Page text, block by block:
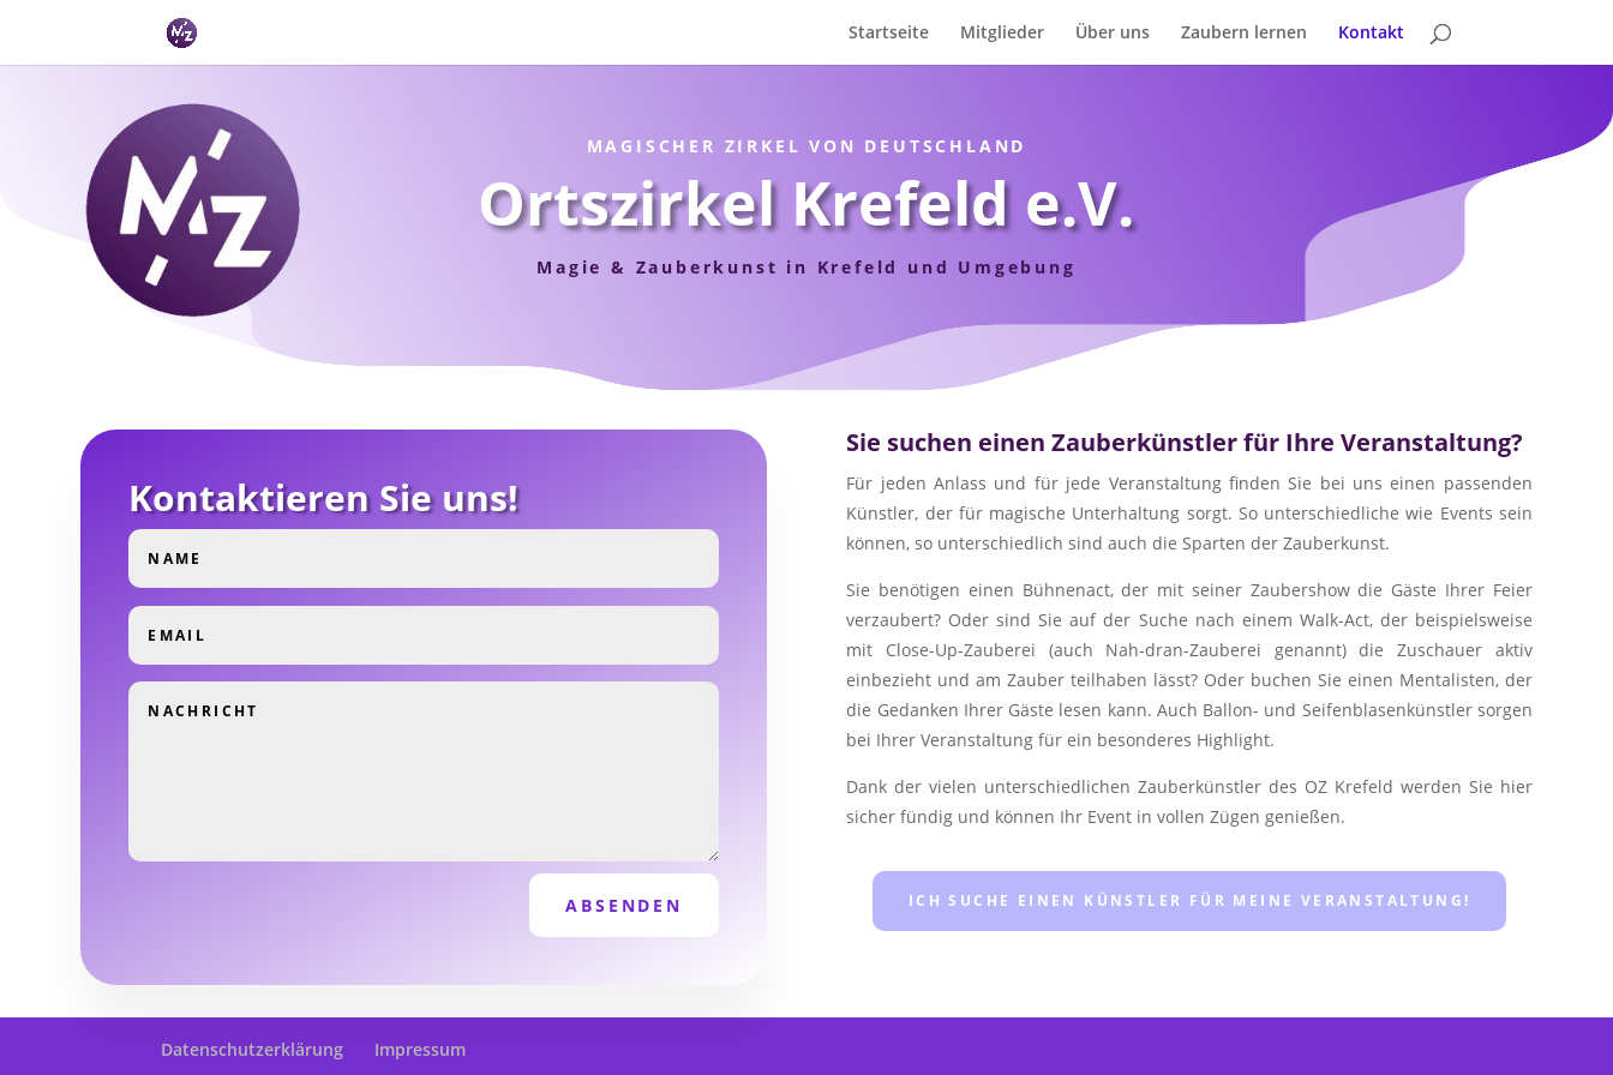
Startseite Mitglieder Über uns Zaubern lernen Kontakt
MAGISCHER ZIRKEL VON DEUTSCHLAND
Ortszirkel Krefeld e.V.
Magie & Zauberkunst in Krefeld und Umgebung
Kontaktieren Sie uns!
ABSENDEN
Sie suchen einen Zauberkünstler für Ihre Veranstaltung?
Für jeden Anlass und für jede Veranstaltung finden Sie bei uns einen passenden
Künstler, der für magische Unterhaltung sorgt. So unterschiedliche wie Events sein
können, so unterschiedlich sind auch die Sparten der Zauberkunst.
Sie benötigen einen Bühnenact, der mit seiner Zaubershow die Gäste Ihrer Feier
verzaubert? Oder sind Sie auf der Suche nach einem Walk-Act, der beispielsweise
mit Close-Up-Zauberei (auch Nah-dran-Zauberei genannt) die Zuschauer aktiv
einbezieht und am Zauber teilhaben lässt? Oder buchen Sie einen Mentalisten, der
die Gedanken Ihrer Gäste lesen kann. Auch Ballon- und Seifenblasenkünstler sorgen
bei Ihrer Veranstaltung für ein besonderes Highlight.
Dank der vielen unterschiedlichen Zauberkünstler des OZ Krefeld werden Sie hier
sicher fündig und können Ihr Event in vollen Zügen genießen.
ICH SUCHE EINEN KÜNSTLER FÜR MEINE VERANSTALTUNG!
Datenschutzerklärung Impressum